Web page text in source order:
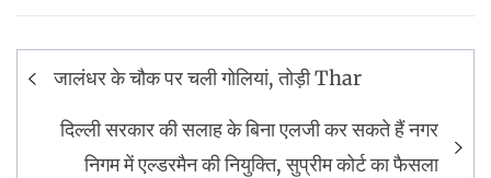
Postजालंधर के चौक पर चली गोलियां, तोड़ी Thar
दिल्ली सरकार की सलाह के बिना एलजी कर सकते हैं नगर
निगम में एल्डरमैन की नियुक्ति, सुप्रीम कोर्ट का फैसला